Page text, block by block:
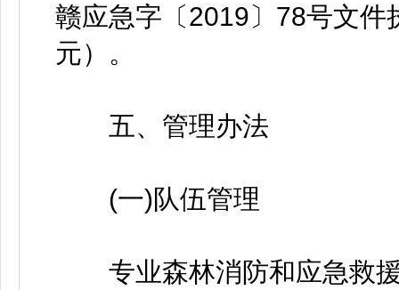
赣应急字〔2019〕78号文
元）。
五、管理办法
(一)队伍管理
专业森林消防和应急救援